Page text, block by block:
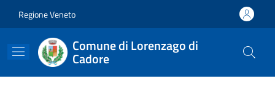
Regione Veneto
Comune di Lorenzago di
Cadore